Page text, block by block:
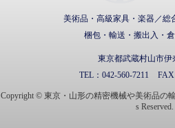
美術品・高級家具・楽器／総
梱包・輸送・搬出入・
東京都武蔵村山市伊
TEL： 042-560-7211 FAX
Copyright © 東京・山形の精密機械や美術品の
s Reserved.